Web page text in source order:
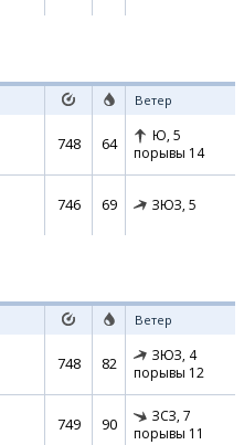
Ветер
748 64 Ю, 5
порывы 14
746 69 ЗЮЗ, 5
Ветер
748 82 ЗЮЗ, 4
порывы 12
749 90 ЗСЗ, 7
порывы 11